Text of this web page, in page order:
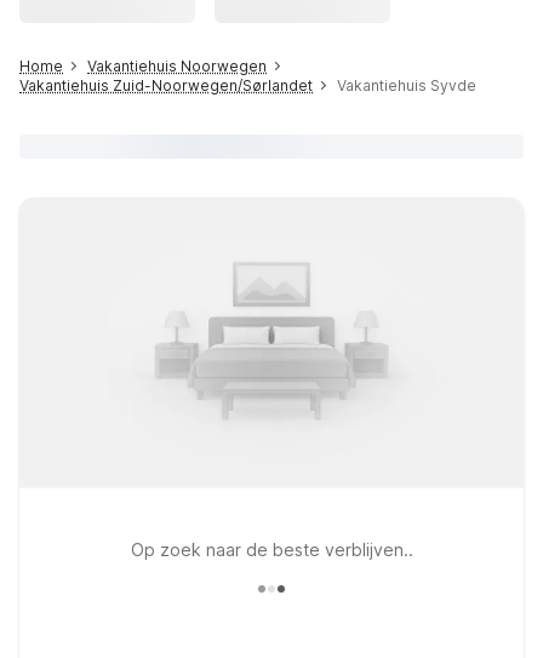
Home
Vakantiehuis Noorwegen
Vakantiehuis Zuid-Noorwegen/Sørlandet
Vakantiehuis Syvde
Op zoek naar de beste verblijven..